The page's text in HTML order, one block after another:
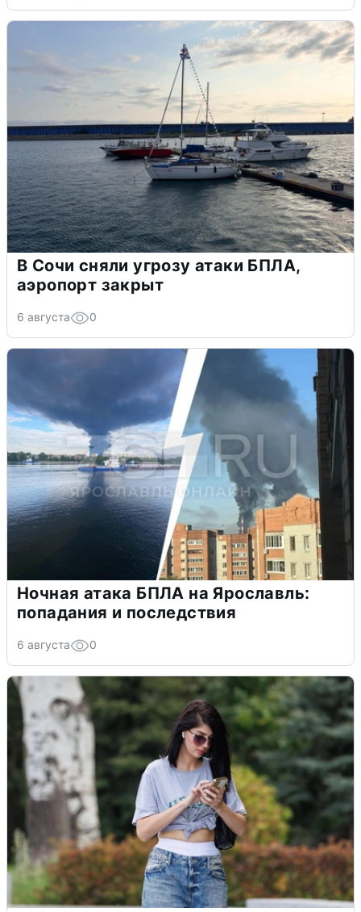
В Сочи сняли угрозу атаки БПЛА,
аэропорт закрыт
6 августа 0
Ночная атака БПЛА на Ярославль:
попадания и последствия
6 августа 0